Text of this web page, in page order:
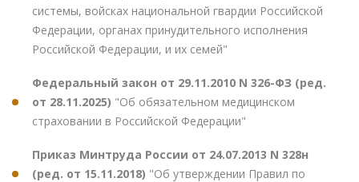
системы, войсках национальной гвардии Российской
Федерации, органах принудительного исполнения
Российской Федерации, и их семей"
Федеральный закон от 29.11.2010 N 326-ФЗ (ред.
от 28.11.2025) "Об обязательном медицинском
страховании в Российской Федерации"
Приказ Минтруда России от 24.07.2013 N 328н
(ред. от 15.11.2018) "Об утверждении Правил по